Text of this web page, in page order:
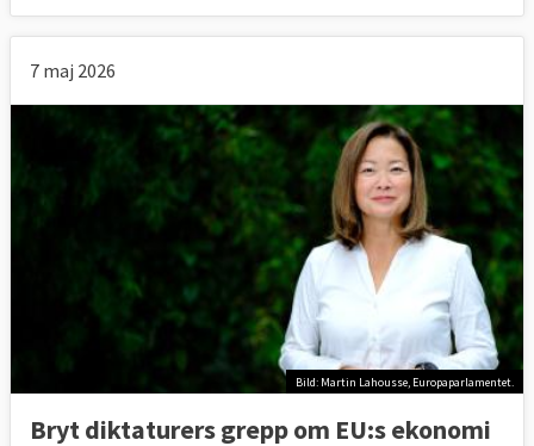
7 maj 2026
Bild: Martin Lahousse, Europaparlamentet.
Bryt diktaturers grepp om EU:s ekonomi